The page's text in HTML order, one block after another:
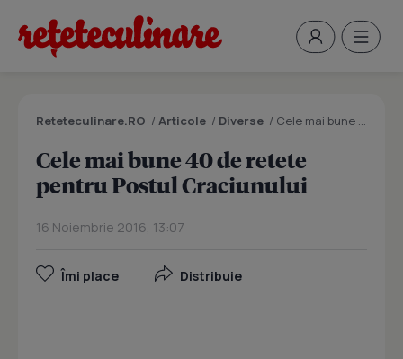
Reteteculinare.RO / Articole / Diverse / Cele mai bune 40 de retete pentru Postul Craciunului
Cele mai bune 40 de retete
pentru Postul Craciunului
16 Noiembrie 2016, 13:07
Îmi place Distribuie